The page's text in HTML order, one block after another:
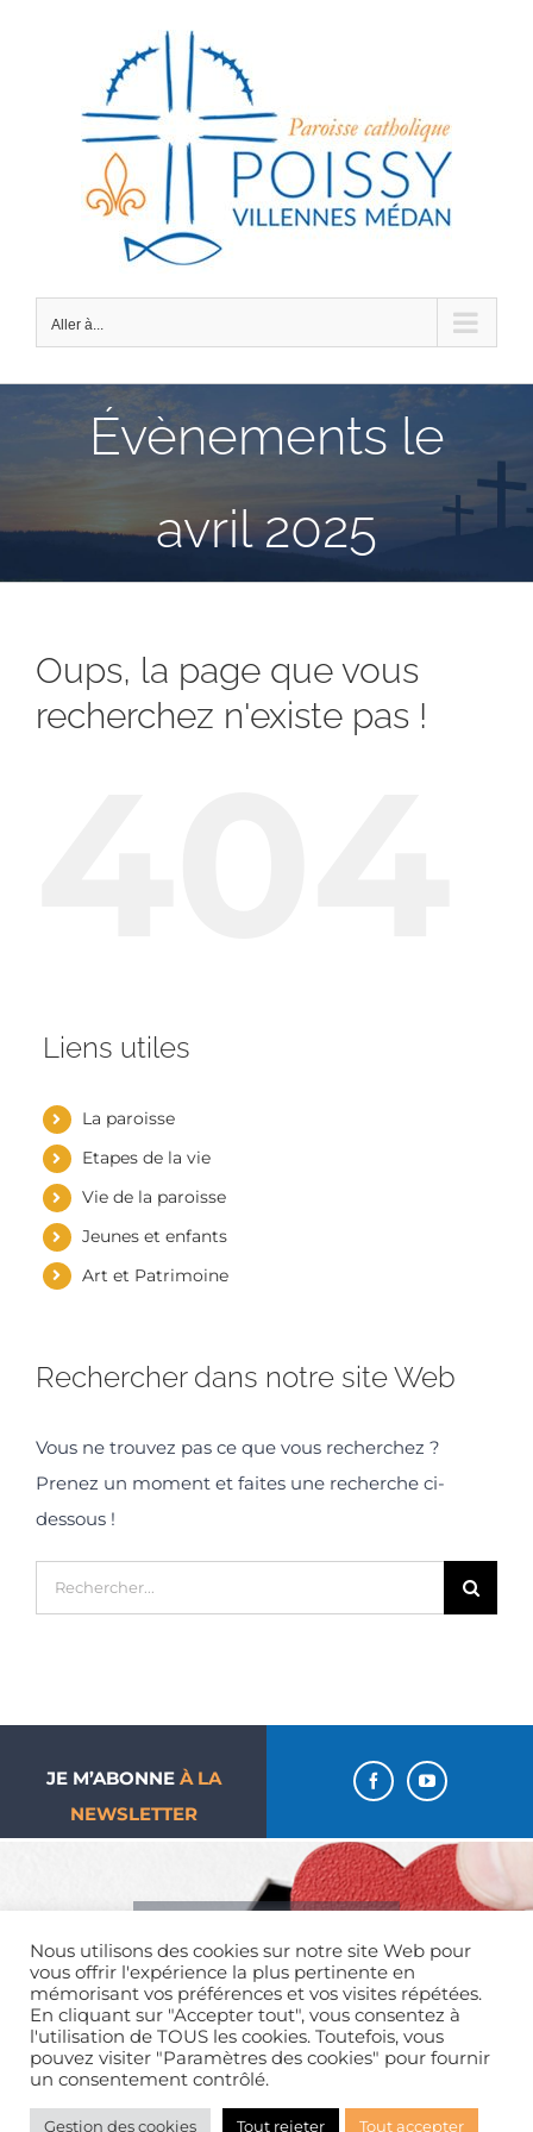
Aller à...
Évènements le
avril 2025
Oups, la page que vous
recherchez n'existe pas !
Liens utiles
La paroisse
Etapes de la vie
Vie de la paroisse
Jeunes et enfants
Art et Patrimoine
Rechercher dans notre site Web
Vous ne trouvez pas ce que vous recherchez ?
Prenez un moment et faites une recherche ci-
dessous !
Rechercher:
JE M’ABONNE À LA
NEWSLETTER
donne !
Mentions légales| Tous droits réservés | 01 39 65 01 82
Nous utilisons des cookies sur notre site Web pour
vous offrir l'expérience la plus pertinente en
mémorisant vos préférences et vos visites répétées.
En cliquant sur "Accepter tout", vous consentez à
l'utilisation de TOUS les cookies. Toutefois, vous
pouvez visiter "Paramètres des cookies" pour fournir
un consentement contrôlé.
Gestion des cookies Tout rejeter Tout accepter